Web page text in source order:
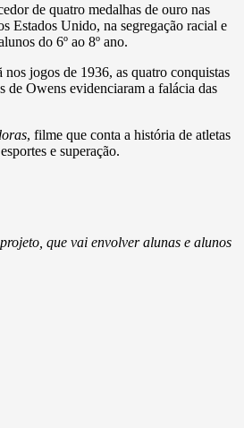
de quatro medalhas de ouro nas
Estados Unido, na segregação racial e
do 6º ao 8º ano.
jogos de 1936, as quatro conquistas
de Owens evidenciaram a falácia das
, filme que conta a história de atletas
e superação.
que vai envolver alunas e alunos